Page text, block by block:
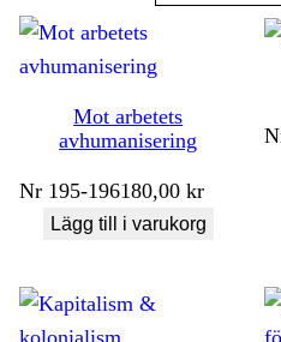
Mot arbetets
avhumanisering
Nr 195-196180,00 kr
Lägg till i varukorg